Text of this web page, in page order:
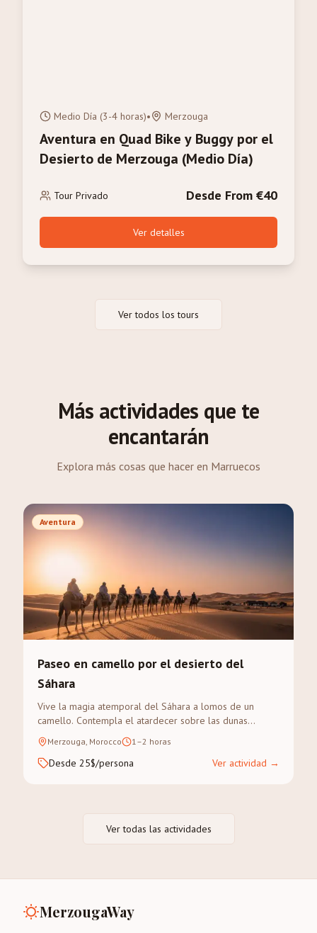
Medio Día (3-4 horas)• Merzouga
Aventura en Quad Bike y Buggy por el
Desierto de Merzouga (Medio Día)
Tour Privado Desde From €40
Ver detalles
Ver todos los tours
Más actividades que te
encantarán
Explora más cosas que hacer en Marruecos
Aventura
Paseo en camello por el desierto del
Sáhara
Vive la magia atemporal del Sáhara a lomos de un
camello. Contempla el atardecer sobre las dunas
doradas del Erg Chebbi en un trek guiado.
Merzouga, Morocco 1–2 horas
Desde 25$/persona Ver actividad →
Ver todas las actividades
MerzougaWay